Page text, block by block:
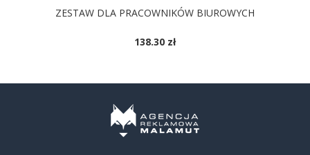
ZESTAW DLA PRACOWNIKÓW BIUROWYCH
138.30 zł